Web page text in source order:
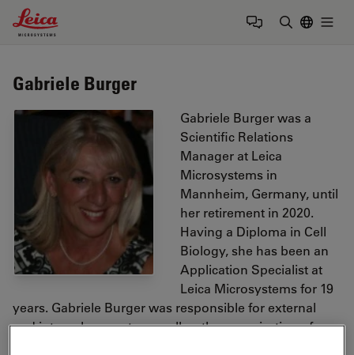
Leica Microsystems Logo
Gabriele Burger
Gabriele Burger was a
Scientific Relations
Manager at Leica
Microsystems in
Mannheim, Germany, until
her retirement in 2020.
Having a Diploma in Cell
Biology, she has been an
Application Specialist at
Leica Microsystems for 19
years. Gabriele Burger was responsible for external
and internal requests as well as the organization of